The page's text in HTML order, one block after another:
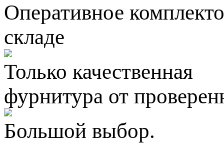
Оперативное
складе
Только качественная
фурнитура от
Большой выбор.